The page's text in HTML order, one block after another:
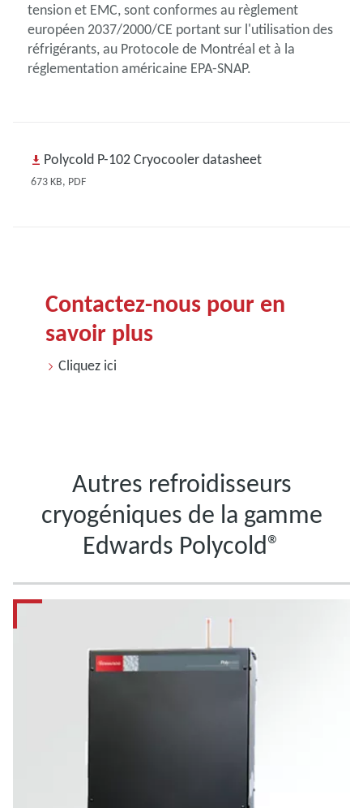
tension et EMC, sont conformes au règlement
européen 2037/2000/CE portant sur l'utilisation des
réfrigérants, au Protocole de Montréal et à la
réglementation américaine EPA-SNAP.
Polycold P-102 Cryocooler datasheet
673 KB, PDF
Contactez-nous pour en
savoir plus
Cliquez ici
Autres refroidisseurs
cryogéniques de la gamme
Edwards Polycold®